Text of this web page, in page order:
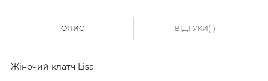
ОПИС ВІДГУКИ(1)
Жіночий клатч Lisa